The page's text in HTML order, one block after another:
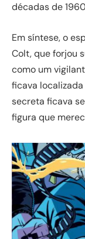
décadas de
Em síntese, o
Colt, que forjou
como um
ficava
secreta ficava
figura que